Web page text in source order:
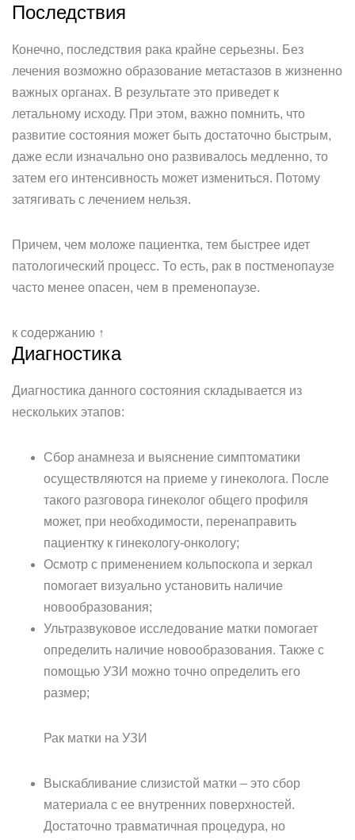
Последствия
Конечно, последствия рака крайне серьезны. Без
лечения возможно образование метастазов в жизненно
важных органах. В результате это приведет к
летальному исходу. При этом, важно помнить, что
развитие состояния может быть достаточно быстрым,
даже если изначально оно развивалось медленно, то
затем его интенсивность может измениться. Потому
затягивать с лечением нельзя.
Причем, чем моложе пациентка, тем быстрее идет
патологический процесс. То есть, рак в постменопаузе
часто менее опасен, чем в пременопаузе.
к содержанию ↑
Диагностика
Диагностика данного состояния складывается из
нескольких этапов:
Сбор анамнеза и выяснение симптоматики
осуществляются на приеме у гинеколога. После
такого разговора гинеколог общего профиля
может, при необходимости, перенаправить
пациентку к гинекологу-онкологу;
Осмотр с применением кольпоскопа и зеркал
помогает визуально установить наличие
новообразования;
Ультразвуковое исследование матки помогает
определить наличие новообразования. Также с
помощью УЗИ можно точно определить его
размер;
Рак матки на УЗИ
Выскабливание слизистой матки – это сбор
материала с ее внутренних поверхностей.
Достаточно травматичная процедура, но